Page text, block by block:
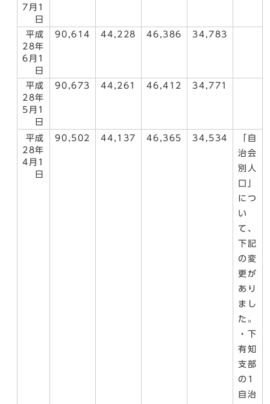
7月1
日
平成
28年
6月1
日
90,614 44,228 46,386 34,783
平成
28年
5月1
日
90,673 44,261 46,412 34,771
平成
28年
4月1
日
90,502 44,137 46,365 34,534
「自
治会
別人
口」
につ
い
て、
下記
の変
更が
あり
まし
た。
・下
有知
支部
の1
自治